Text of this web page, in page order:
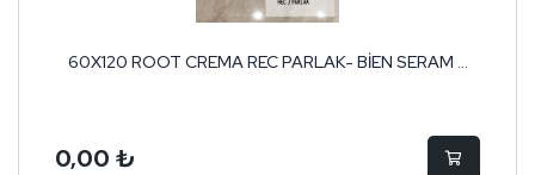
60X120 ROOT CREMA REC PARLAK- BİEN SERAM ...
0,00 ₺